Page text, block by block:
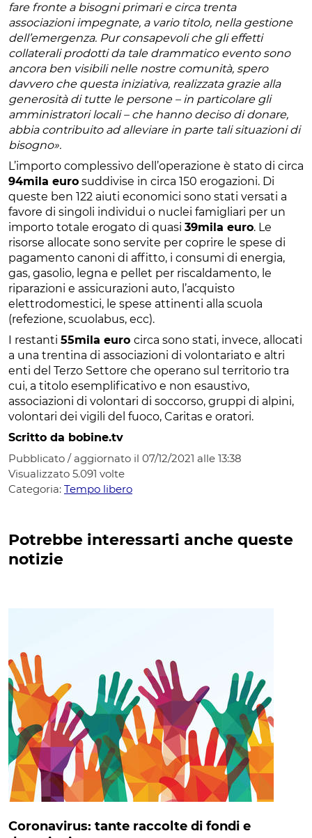
fare fronte a bisogni primari e circa trenta
associazioni impegnate, a vario titolo, nella gestione
dell’emergenza. Pur consapevoli che gli effetti
collaterali prodotti da tale drammatico evento sono
ancora ben visibili nelle nostre comunità, spero
davvero che questa iniziativa, realizzata grazie alla
generosità di tutte le persone – in particolare gli
amministratori locali – che hanno deciso di donare,
abbia contribuito ad alleviare in parte tali situazioni di
bisogno».
L’importo complessivo dell’operazione è stato di circa
94mila euro suddivise in circa 150 erogazioni. Di
queste ben 122 aiuti economici sono stati versati a
favore di singoli individui o nuclei famigliari per un
importo totale erogato di quasi 39mila euro. Le
risorse allocate sono servite per coprire le spese di
pagamento canoni di affitto, i consumi di energia,
gas, gasolio, legna e pellet per riscaldamento, le
riparazioni e assicurazioni auto, l’acquisto
elettrodomestici, le spese attinenti alla scuola
(refezione, scuolabus, ecc).
I restanti 55mila euro circa sono stati, invece, allocati
a una trentina di associazioni di volontariato e altri
enti del Terzo Settore che operano sul territorio tra
cui, a titolo esemplificativo e non esaustivo,
associazioni di volontari di soccorso, gruppi di alpini,
volontari dei vigili del fuoco, Caritas e oratori.
Scritto da bobine.tv
Pubblicato / aggiornato il 07/12/2021 alle 13:38
Visualizzato 5.091 volte
Categoria: Tempo libero
Potrebbe interessarti anche queste
notizie
Coronavirus: tante raccolte di fondi e